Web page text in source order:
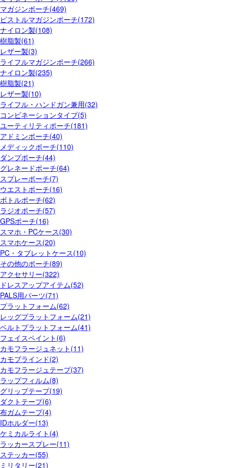
マガジンポーチ(469)
ピストルマガジンポーチ(172)
ナイロン製(108)
樹脂製(61)
レザー製(3)
ライフルマガジンポーチ(266)
ナイロン製(235)
樹脂製(21)
レザー製(10)
ライフル・ハンドガン兼用(32)
コンビネーションタイプ(5)
ユーティリティポーチ(181)
アドミンポーチ(40)
メディックポーチ(110)
ダンプポーチ(44)
グレネードポーチ(64)
スプレーポーチ(7)
ウエストポーチ(16)
ボトルポーチ(62)
ラジオポーチ(57)
GPSポーチ(16)
スマホ・PCケース(30)
スマホケース(20)
PC・タブレットケース(10)
その他のポーチ(89)
アクセサリー(322)
ドレスアップアイテム(52)
PALS用パーツ(71)
プラットフォーム(62)
レッグプラットフォーム(21)
ベルトプラットフォーム(41)
フェイスペイント(6)
カモフラージュネット(11)
カモブラインド(2)
カモフラージュテープ(37)
ラップフィルム(8)
グリップテープ(19)
ダクトテープ(6)
布ガムテープ(4)
IDホルダー(13)
ケミカルライト(4)
ラッカースプレー(11)
ステッカー(55)
ミリタリー(21)